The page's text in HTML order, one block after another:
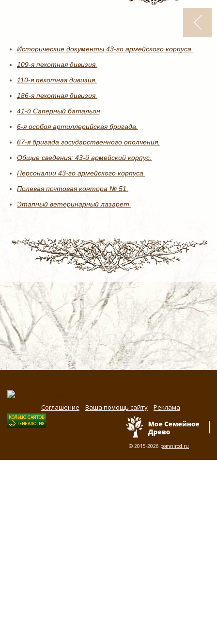
Исторические документы 43-го армейского корпуса.
109-я пехотная дивизия.
110-я пехотная дивизия.
186-я пехотная дивизия.
41-й Саперный батальон
6-я особоя артиллерийская бригада.
67-я бригада государственного ополчения.
Общие сведения: 43-й армейский корпус.
Персоналии 43-го армейского корпуса.
Полевая почтовая контора № 51.
Этапный ветеринарный лазарет.
Соглашение Ваша помощь сайту Реклама
© 2015-2026 pomnirod.ru